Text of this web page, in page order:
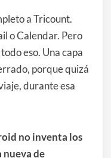
a Tricount.
o Calendar. Pero
eso. Una capa
porque quizá
durante esa
no inventa los
nueva de